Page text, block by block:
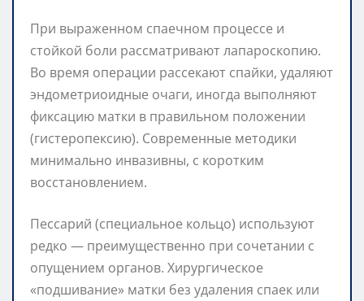
При выраженном спаечном процессе и
стойкой боли рассматривают лапароскопию.
Во время операции рассекают спайки, удаляют
эндометриоидные очаги, иногда выполняют
фиксацию матки в правильном положении
(гистеропексию). Современные методики
минимально инвазивны, с коротким
восстановлением.
Пессарий (специальное кольцо) используют
редко — преимущественно при сочетании с
опущением органов. Хирургическое
«подшивание» матки без удаления спаек или